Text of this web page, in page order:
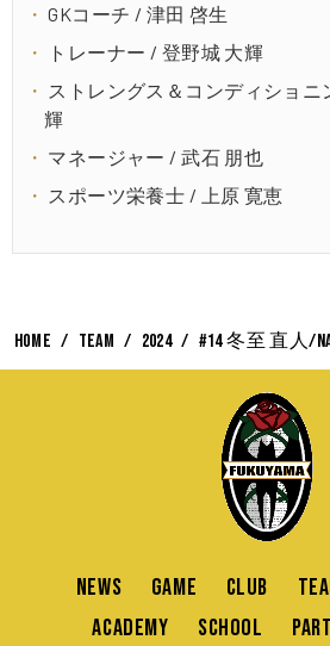
GKコーチ / 津田 啓生
トレーナー / 登野城 大輝
ストレングス＆コンディショニ
輝
マネージャー / 武石 朋也
スポーツ栄養士 / 上原 寛恵
HOME TEAM 2024 #14 冬至 直人/
NEWS GAME CLUB
ACADEMY
SCHOOL